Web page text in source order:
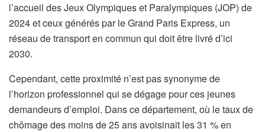
l’accueil des Jeux Olympiques et Paralympiques (JOP) de
2024 et ceux générés par le Grand Paris Express, un
réseau de transport en commun qui doit être livré d’ici
2030.
Cependant, cette proximité n’est pas synonyme de
l’horizon professionnel qui se dégage pour ces jeunes
demandeurs d’emploi. Dans ce département, où le taux de
chômage des moins de 25 ans avoisinait les 31 % en